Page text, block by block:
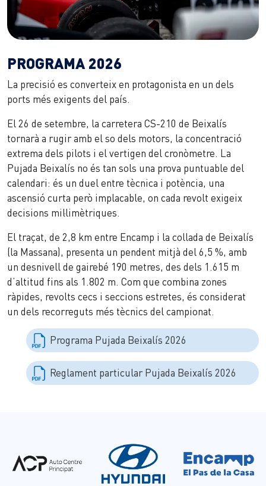
PROGRAMA 2026
La precisió es converteix en protagonista en un dels
ports més exigents del país.
El 26 de setembre, la carretera CS-210 de Beixalís
tornarà a rugir amb el so dels motors, la concentració
extrema dels pilots i el vertigen del cronòmetre. La
Pujada Beixalís no és tan sols una prova puntuable del
calendari: és un duel entre tècnica i potència, una
ascensió curta però implacable, on cada revolt exigeix
decisions mil·limètriques.
El traçat, de 2,8 km entre Encamp i la collada de Beixalís
(la Massana), presenta un pendent mitjà del 6,5 %, amb
un desnivell de gairebé 190 metres, des dels 1.615 m
d’altitud fins als 1.802 m. Com que combina zones
ràpides, revolts cecs i seccions estretes, és considerat
un dels recorreguts més tècnics del campionat.
Programa Pujada Beixalís 2026
Reglament particular Pujada Beixalís 2026